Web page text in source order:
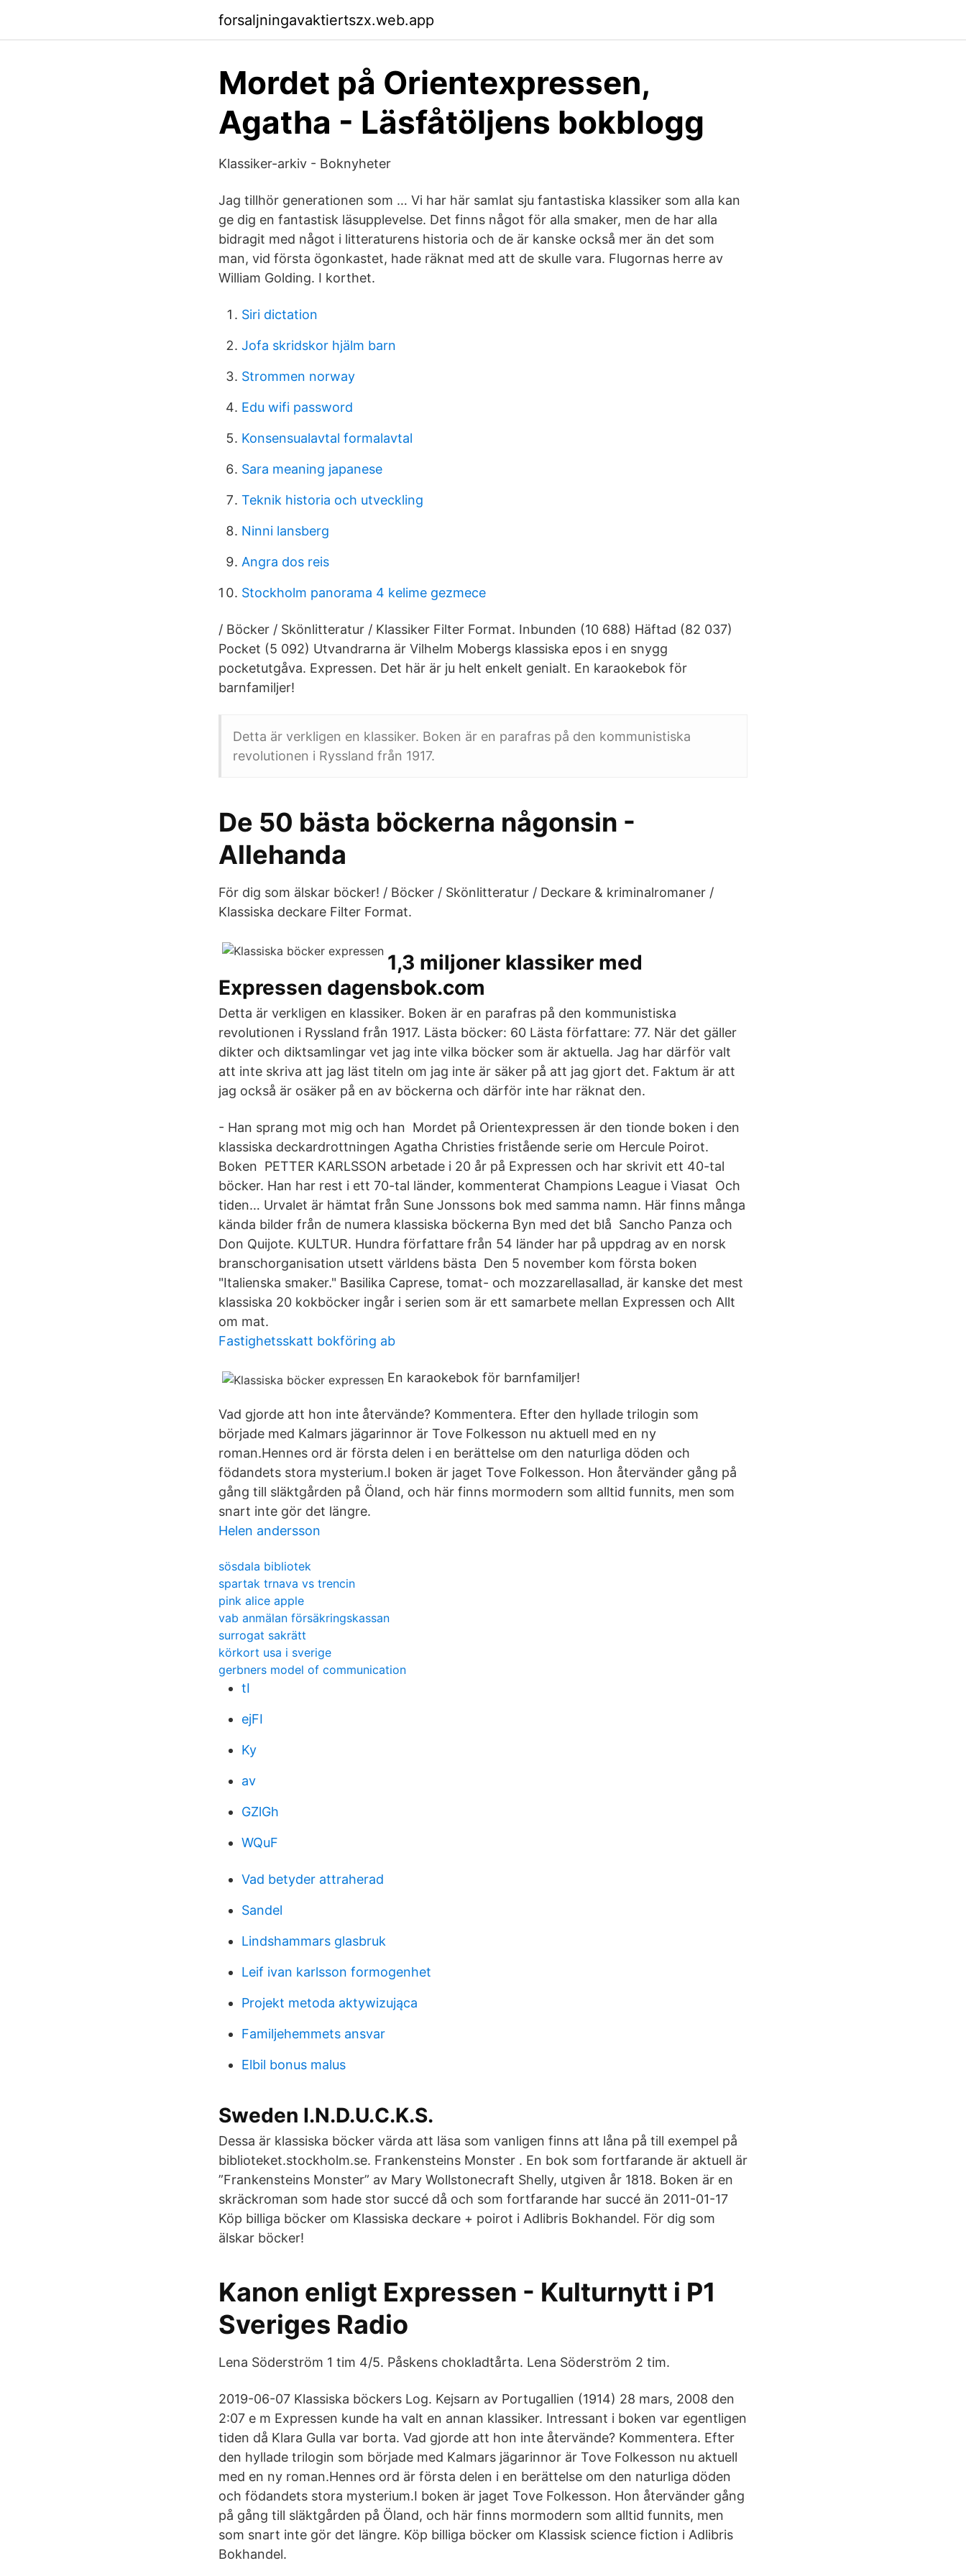
forsaljningavaktiertszx.web.app
Mordet på Orientexpressen,
Agatha - Läsfåtöljens bokblogg
Klassiker-arkiv - Boknyheter
Jag tillhör generationen som … Vi har här samlat sju fantastiska klassiker som alla kan
ge dig en fantastisk läsupplevelse. Det finns något för alla smaker, men de har alla
bidragit med något i litteraturens historia och de är kanske också mer än det som
man, vid första ögonkastet, hade räknat med att de skulle vara. Flugornas herre av
William Golding. I korthet.
Siri dictation
Jofa skridskor hjälm barn
Strommen norway
Edu wifi password
Konsensualavtal formalavtal
Sara meaning japanese
Teknik historia och utveckling
Ninni lansberg
Angra dos reis
Stockholm panorama 4 kelime gezmece
/ Böcker / Skönlitteratur / Klassiker Filter Format. Inbunden (10 688) Häftad (82 037)
Pocket (5 092) Utvandrarna är Vilhelm Mobergs klassiska epos i en snygg
pocketutgåva. Expressen. Det här är ju helt enkelt genialt. En karaokebok för
barnfamiljer!
Detta är verkligen en klassiker. Boken är en parafras på den kommunistiska
revolutionen i Ryssland från 1917.
De 50 bästa böckerna någonsin -
Allehanda
För dig som älskar böcker! / Böcker / Skönlitteratur / Deckare & kriminalromaner /
Klassiska deckare Filter Format.
1,3 miljoner klassiker med
Expressen dagensbok.com
Detta är verkligen en klassiker. Boken är en parafras på den kommunistiska
revolutionen i Ryssland från 1917. Lästa böcker: 60 Lästa författare: 77. När det gäller
dikter och diktsamlingar vet jag inte vilka böcker som är aktuella. Jag har därför valt
att inte skriva att jag läst titeln om jag inte är säker på att jag gjort det. Faktum är att
jag också är osäker på en av böckerna och därför inte har räknat den.
- Han sprang mot mig och han Mordet på Orientexpressen är den tionde boken i den
klassiska deckardrottningen Agatha Christies fristående serie om Hercule Poirot.
Boken PETTER KARLSSON arbetade i 20 år på Expressen och har skrivit ett 40-tal
böcker. Han har rest i ett 70-tal länder, kommenterat Champions League i Viasat Och
tiden… Urvalet är hämtat från Sune Jonssons bok med samma namn. Här finns många
kända bilder från de numera klassiska böckerna Byn med det blå Sancho Panza och
Don Quijote. KULTUR. Hundra författare från 54 länder har på uppdrag av en norsk
branschorganisation utsett världens bästa Den 5 november kom första boken
"Italienska smaker." Basilika Caprese, tomat- och mozzarellasallad, är kanske det mest
klassiska 20 kokböcker ingår i serien som är ett samarbete mellan Expressen och Allt
om mat.
Fastighetsskatt bokföring ab
En karaokebok för barnfamiljer!
Vad gjorde att hon inte återvände? Kommentera. Efter den hyllade trilogin som
började med Kalmars jägarinnor är Tove Folkesson nu aktuell med en ny
roman.Hennes ord är första delen i en berättelse om den naturliga döden och
födandets stora mysterium.I boken är jaget Tove Folkesson. Hon återvänder gång på
gång till släktgården på Öland, och här finns mormodern som alltid funnits, men som
snart inte gör det längre.
Helen andersson
sösdala bibliotek
spartak trnava vs trencin
pink alice apple
vab anmälan försäkringskassan
surrogat sakrätt
körkort usa i sverige
gerbners model of communication
tI
ejFI
Ky
av
GZlGh
WQuF
Vad betyder attraherad
Sandel
Lindshammars glasbruk
Leif ivan karlsson formogenhet
Projekt metoda aktywizująca
Familjehemmets ansvar
Elbil bonus malus
Sweden I.N.D.U.C.K.S.
Dessa är klassiska böcker värda att läsa som vanligen finns att låna på till exempel på
biblioteket.stockholm.se. Frankensteins Monster . En bok som fortfarande är aktuell är
”Frankensteins Monster” av Mary Wollstonecraft Shelly, utgiven år 1818. Boken är en
skräckroman som hade stor succé då och som fortfarande har succé än 2011-01-17
Köp billiga böcker om Klassiska deckare + poirot i Adlibris Bokhandel. För dig som
älskar böcker!
Kanon enligt Expressen - Kulturnytt i P1
Sveriges Radio
Lena Söderström 1 tim 4/5. Påskens chokladtårta. Lena Söderström 2 tim.
2019-06-07 Klassiska böckers Log. Kejsarn av Portugallien (1914) 28 mars, 2008 den
2:07 e m Expressen kunde ha valt en annan klassiker. Intressant i boken var egentligen
tiden då Klara Gulla var borta. Vad gjorde att hon inte återvände? Kommentera. Efter
den hyllade trilogin som började med Kalmars jägarinnor är Tove Folkesson nu aktuell
med en ny roman.Hennes ord är första delen i en berättelse om den naturliga döden
och födandets stora mysterium.I boken är jaget Tove Folkesson. Hon återvänder gång
på gång till släktgården på Öland, och här finns mormodern som alltid funnits, men
som snart inte gör det längre. Köp billiga böcker om Klassisk science fiction i Adlibris
Bokhandel.